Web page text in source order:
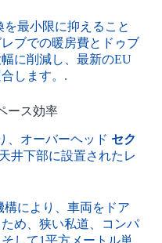
を最小限に抑えること
ブでの暖房費とドゥブ
に削減し、最新のEU
します。.
ース効率
、オーバーヘッド セク
井下部に設置されたレ
構により、車両をドア
め、狭い私道、コンパ
して1平方メートル単